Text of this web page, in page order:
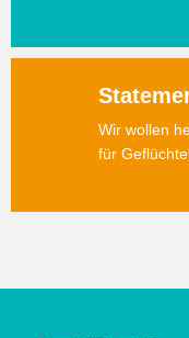
Wir wollen
für